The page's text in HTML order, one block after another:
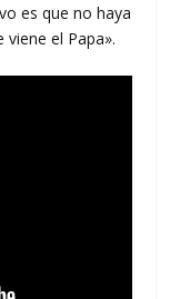
es que no haya
el Papa».